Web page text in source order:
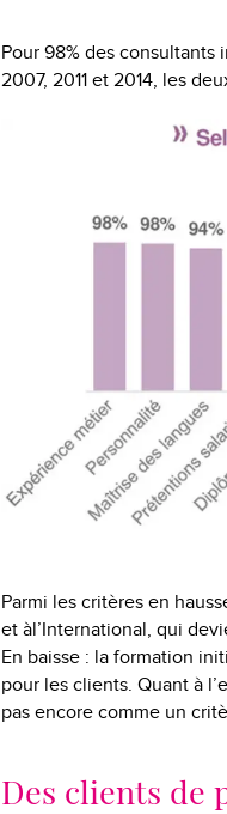
Pour 98% des consultants
2007, 2011 et 2014, les
Parmi les critères en
et àl’International, qui
En baisse : la formation
pour les clients. Quant à
pas encore comme un
Des clients de